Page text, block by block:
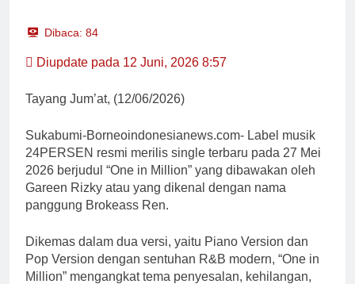
Dibaca: 84
Diupdate pada 12 Juni, 2026 8:57
Tayang Jum’at, (12/06/2026)
Sukabumi-Borneoindonesianews.com- Label musik
24PERSEN resmi merilis single terbaru pada 27 Mei
2026 berjudul “One in Million” yang dibawakan oleh
Gareen Rizky atau yang dikenal dengan nama
panggung Brokeass Ren.
Dikemas dalam dua versi, yaitu Piano Version dan
Pop Version dengan sentuhan R&B modern, “One in
Million” mengangkat tema penyesalan, kehilangan,